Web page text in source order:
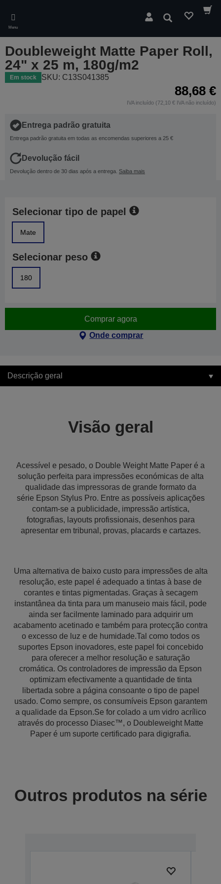
main
content
Menu
Pesquisar
Doubleweight Matte Paper Roll,
24" x 25 m, 180g/m2
Em stock SKU: C13S041385
88,68 €
IVA incluído (72,10 € IVA não incluído)
Entrega padrão gratuita
Entrega padrão gratuita em todas as encomendas superiores a 25 €
Devolução fácil
Devolução dentro de 30 dias após a entrega. Saiba mais
Selecionar tipo de papel
Mate
Selecionar peso
180
Comprar agora
Onde comprar
Descrição geral
Visão geral
Acessível e pesado, o Double Weight Matte Paper é a
solução perfeita para impressões económicas de alta
qualidade das impressoras de grande formato da
série Epson Stylus Pro. Entre as possíveis aplicações
contam-se a publicidade, impressão artística,
fotografias, layouts profissionais, desenhos para
apresentar em tribunal, provas, placards e cartazes.
Uma alternativa de baixo custo para impressões de alta
resolução, este papel é adequado a tintas à base de
corantes e tintas pigmentadas. Graças à secagem
instantânea da tinta para um manuseio mais fácil, pode
ainda ser facilmente laminado para adquirir um
acabamento acetinado e também para protecção contra
o excesso de luz e de humidade.Tal como todos os
suportes Epson inovadores, este papel foi concebido
para oferecer a melhor resolução e saturação
cromática. Os controladores de impressão da Epson
optimizam efectivamente a quantidade de tinta
libertada sobre a página consoante o tipo de papel
usado. Como sempre, os consumíveis Epson garantem
a qualidade da Epson.Se for colado a um vidro acrílico
através do processo Diasec™, o Doubleweight Matte
Paper é um suporte certificado para digigrafia.
Outros produtos na série